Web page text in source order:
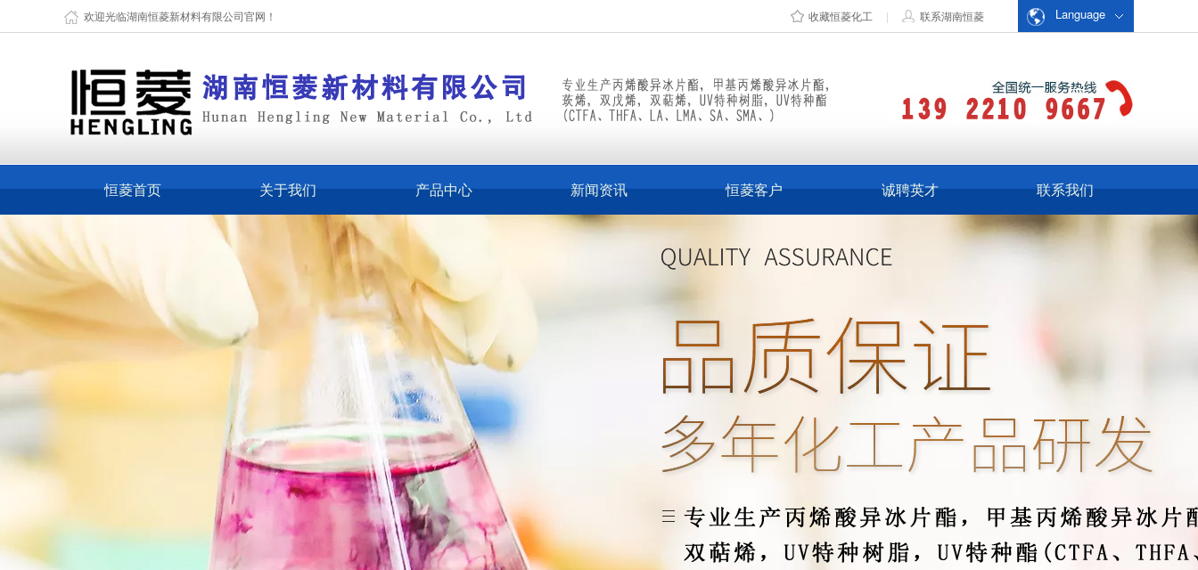
欢迎光临湖南恒菱新材料有限公司官网！ Language
收藏恒菱化工 | 联系湖南恒菱
恒菱首页 关于我们 产品中心 新闻资讯 恒菱客户 诚聘英才 联系我们